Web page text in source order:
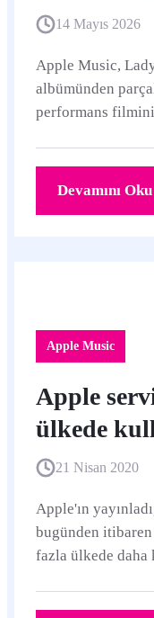
14 Mayıs 2026
Apple Music,
albümünden
performans
Devamını Oku
Apple Music
Apple
ülkede
21 Nisan 2020
Apple'ın
bugünden
fazla ülkede daha